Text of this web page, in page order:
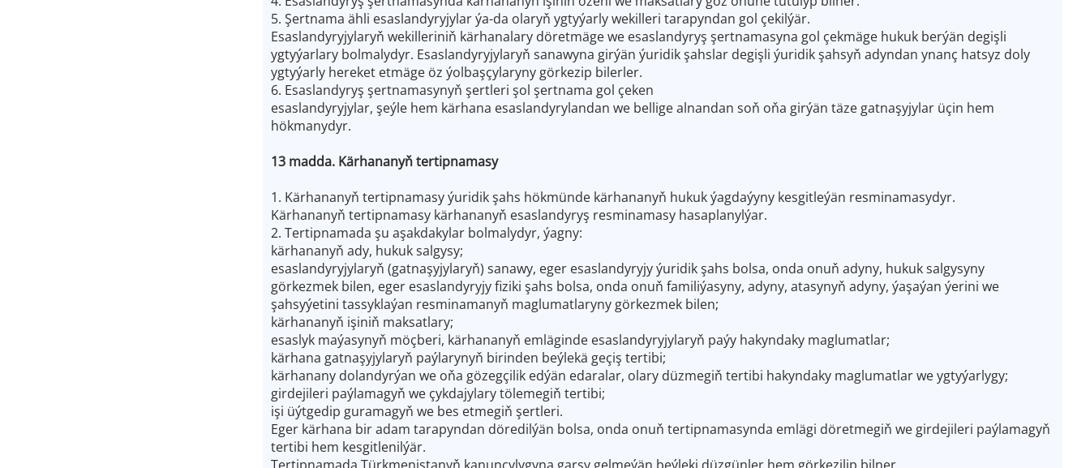
5. Şertnama ähli esaslandyryjylar ýa-da olaryň ygtyýarly wekilleri tarapyndan gol çekilýär.
Esaslandyryjylaryň wekilleriniň kärhanalary döretmäge we esaslandyryş şertnamasyna gol çekmäge hukuk berýän degişli
ygtyýarlary bolmalydyr. Esaslandyryjylaryň sanawyna girýän ýuridik şahslar degişli ýuridik şahsyň adyndan ynanç hatsyz doly
ygtyýarly hereket etmäge öz ýolbaşçylaryny görkezip bilerler.
6. Esaslandyryş şertnamasynyň şertleri şol şertnama gol çeken
esaslandyryjylar, şeýle hem kärhana esaslandyrylandan we bellige alnandan soň oňa girýän täze gatnaşyjylar üçin hem
hökmanydyr.
13 madda. Kärhananyň tertipnamasy
1. Kärhananyň tertipnamasy ýuridik şahs hökmünde kärhananyň hukuk ýagdaýyny kesgitleýän resminamasydyr.
Kärhananyň tertipnamasy kärhananyň esaslandyryş resminamasy hasaplanylýar.
2. Tertipnamada şu aşakdakylar bolmalydyr, ýagny:
kärhananyň ady, hukuk salgysy;
esaslandyryjylaryň (gatnaşyjylaryň) sanawy, eger esaslandyryjy ýuridik şahs bolsa, onda onuň adyny, hukuk salgysyny
görkezmek bilen, eger esaslandyryjy fiziki şahs bolsa, onda onuň familiýasyny, adyny, atasynyň adyny, ýaşaýan ýerini we
şahsyýetini tassyklaýan resminamanyň maglumatlaryny görkezmek bilen;
kärhananyň işiniň maksatlary;
esaslyk maýasynyň möçberi, kärhananyň emläginde esaslandyryjylaryň paýy hakyndaky maglumatlar;
kärhana gatnaşyjylaryň paýlarynyň birinden beýlekä geçiş tertibi;
kärhanany dolandyrýan we oňa gözegçilik edýän edaralar, olary düzmegiň tertibi hakyndaky maglumatlar we ygtyýarlygy;
girdejileri paýlamagyň we çykdajylary tölemegiň tertibi;
işi üýtgedip guramagyň we bes etmegiň şertleri.
Eger kärhana bir adam tarapyndan döredilýän bolsa, onda onuň tertipnamasynda emlägi döretmegiň we girdejileri paýlamagyň
tertibi hem kesgitlenilýär.
Tertipnamada Türkmenistanyň kanunçylygyna garşy gelmeýän beýleki düzgünler hem görkezilip bilner.